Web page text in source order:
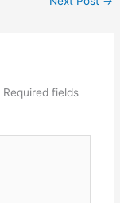
Required fields